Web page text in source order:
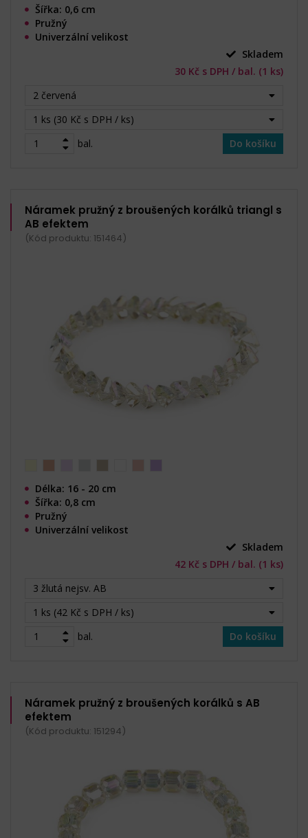
Šířka: 0,6 cm
Pružný
Univerzální velikost
Skladem
30 Kč s DPH / bal. (1 ks)
2 červená
1 ks (30 Kč s DPH / ks)
bal.
Do košíku
Náramek pružný z broušených korálků triangl s
AB efektem
(Kód produktu: 151464)
Délka: 16 - 20 cm
Šířka: 0,8 cm
Pružný
Univerzální velikost
Skladem
42 Kč s DPH / bal. (1 ks)
3 žlutá nejsv. AB
1 ks (42 Kč s DPH / ks)
bal.
Do košíku
Náramek pružný z broušených korálků s AB
efektem
(Kód produktu: 151294)